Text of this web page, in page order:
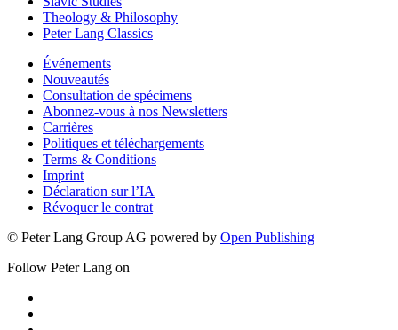
Theology & Philosophy
Peter Lang Classics
Événements
Nouveautés
Consultation de spécimens
Abonnez-vous à nos Newsletters
Carrières
Politiques et téléchargements
Terms & Conditions
Imprint
Déclaration sur l’IA
Révoquer le contrat
© Peter Lang Group AG powered by Open Publishing
Follow Peter Lang on